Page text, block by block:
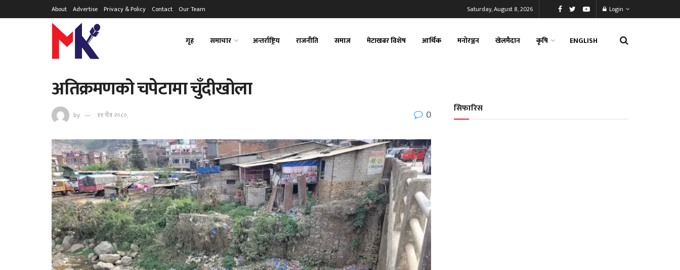
About Advertise Privacy & Policy Contact Our Team Saturday, August 8, 2026 Login
गृह समाचार अन्तर्राष्ट्रिय राजनीति समाज मेटाखबर विशेष आर्थिक मनोरञ्जन खेलमैदान कृषि ENGLISH
अतिक्रमणको चपेटामा चुँदीखोला
by ११ चैत्र २०८०, 0 सिफारिस